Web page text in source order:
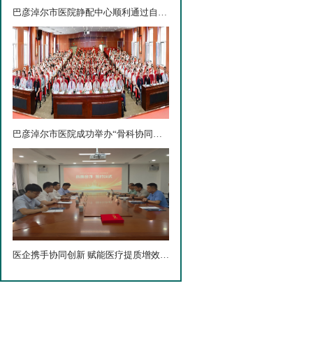
巴彦淖尔市医院静配中心顺利通过自治区验收
医企携手协同创新 赋能医疗提质增效——巴彦淖尔市医院...